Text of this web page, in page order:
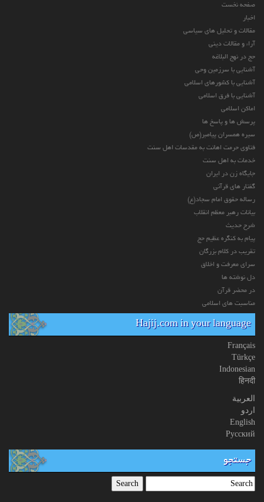
صفحه نخست
اخبار
مقالات و تحلیل های سیاسی
آراء و مقالات دینی
حج در نهج البلاغه
آشنایی با سرزمین وحی
آشنایی با کشورهای اسلامی
آشنایی با فرق اسلامی
اماکن اسلامی
پرسش ها و پاسخ ها
سیره همسران پیامبر(ص)
فتاوی حرمت اهانت به مقدسات اهل سنت
خدمات به اهل سنت
جایگاه زن در ایران
گفتار های قرآنی
رساله حقوق امام سجاد(ع)
بیانات رهبر معظم انقلاب
شرح حدیث
پیام به کنگره عظیم حج
تقریب در کلام بزرگان
سرای معرفت و اخلاق
دل نوشته ها
در محضر قرآن
مناسبت های اسلامی
Hajij.com in your language
Français
Türkçe
Indonesian
हिनदी
العربیة
اردو
English
Русский
جستجو